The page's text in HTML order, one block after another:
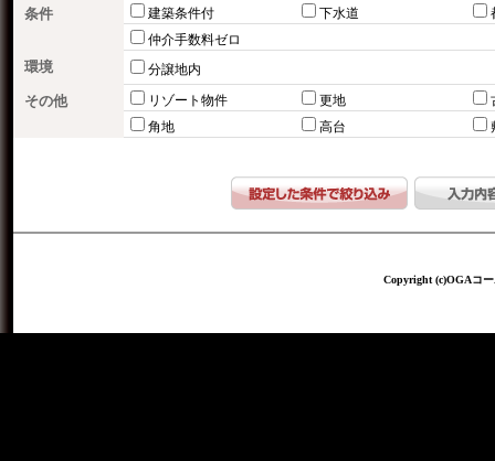
条件 建築条件付 下水道
仲介手数料ゼロ
環境 分譲地内
その他 リゾート物件 更地
角地
高台
Copyright (c)OGAコ